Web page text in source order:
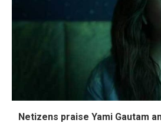
Netizens praise Yami Gautam